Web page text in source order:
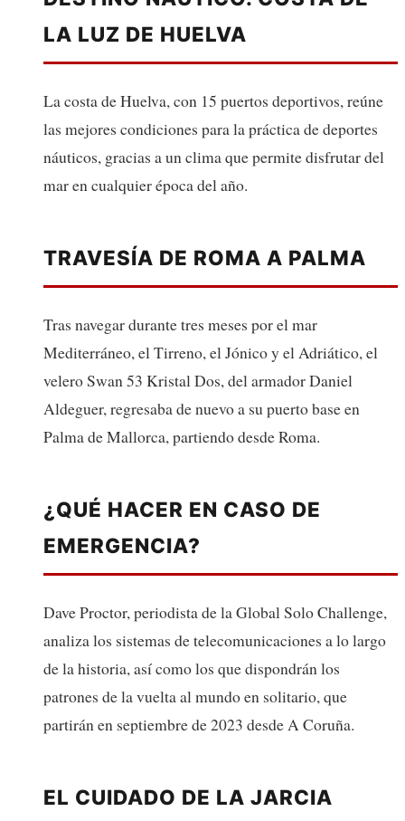
LA LUZ DE HUELVA
La costa de Huelva, con 15 puertos deportivos, reúne
las mejores condiciones para la práctica de deportes
náuticos, gracias a un clima que permite disfrutar del
mar en cualquier época del año.
TRAVESÍA DE ROMA A PALMA
Tras navegar durante tres meses por el mar
Mediterráneo, el Tirreno, el Jónico y el Adriático, el
velero Swan 53 Kristal Dos, del armador Daniel
Aldeguer, regresaba de nuevo a su puerto base en
Palma de Mallorca, partiendo desde Roma.
¿QUÉ HACER EN CASO DE
EMERGENCIA?
Dave Proctor, periodista de la Global Solo Challenge,
analiza los sistemas de telecomunicaciones a lo largo
de la historia, así como los que dispondrán los
patrones de la vuelta al mundo en solitario, que
partirán en septiembre de 2023 desde A Coruña.
EL CUIDADO DE LA JARCIA